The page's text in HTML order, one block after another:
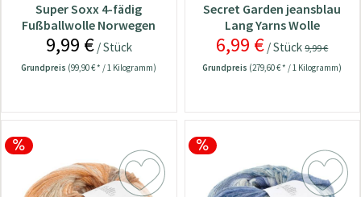
Super Soxx 4-fädig
Fußballwolle Norwegen
9,99 €/ Stück
Grundpreis (99,90 € * / 1 Kilogramm)
Secret Garden jeansblau
Lang Yarns Wolle
6,99 € / Stück9,99 €
Grundpreis (279,60 € * / 1 Kilogramm)